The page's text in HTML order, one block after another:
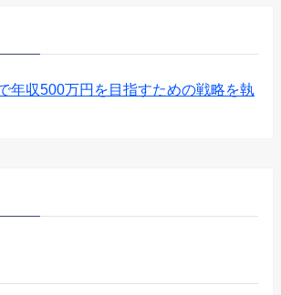
年収500万円を目指すための戦略を執